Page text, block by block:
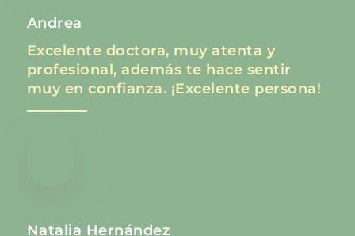
Andrea
Excelente doctora, muy atenta y
profesional, además te hace sentir
muy en confianza. ¡Excelente persona!
Natalia Hernández